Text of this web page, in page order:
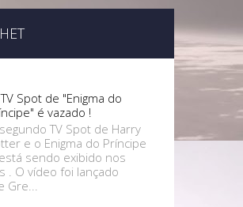
TV Spot de "Enigma do
é vazado !
TV Spot de Harry
e o Enigma do Príncipe
sendo exibido nos
. O vídeo foi lançado